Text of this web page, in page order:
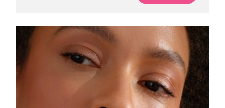
Eslovaquia Entrega prevista 08/08/2026
Eslovenia Entrega prevista08/08/2026
Sudáfrica Entrega prevista16/08/2026
Entrega prevista10/08/2026